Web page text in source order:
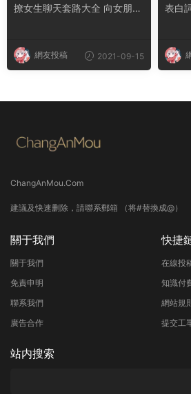
撩女生聊天套路大全 向女朋友
網友投稿 2021-09-15
表白
ChangAnMou.Com
建議及快速删除，請聯系郵箱 （将#替換成@）
關于我們
關于我們
免責申明
聯系我們
廣告合作
快捷
在線投
知識付
網站規
提交工
站内搜索